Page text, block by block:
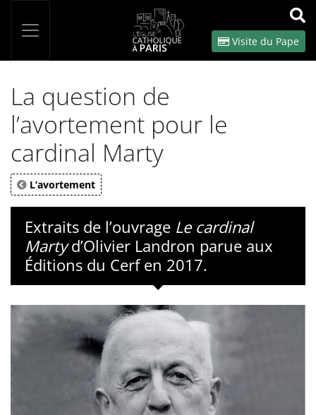
OK
Visite du Pape
La question de
l’avortement pour le
cardinal Marty
L’avortement
Extraits de l’ouvrage Le cardinal
Martyd’Olivier Landron parue aux
Éditions du Cerf en 2017.
Panneau de gestion des cookies